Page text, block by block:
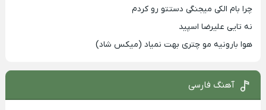
چرا بام الکی میجنگی دستتو رو کردم
نه تایی علیرضا اسپید
هوا بارونیه مو چتری بهت نمیاد (میکس شاد)
آهنگ فارسی